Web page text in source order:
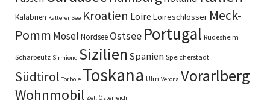
Kalabrien Kalterer See Kroatien Loire Loireschlösser Meck-
Pomm Mosel Nordsee Ostsee Portugal Rüdesheim
Scharbeutz Sirmione Sizilien Spanien Speicherstadt
Südtirol Torbole Toskana Ulm Verona Vorarlberg
Wohnmobil Zell Österreich